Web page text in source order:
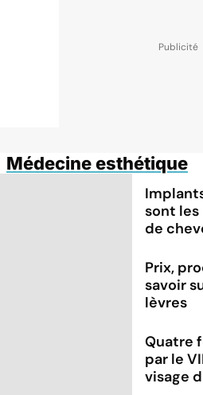
Médecine esthétique
sont
de
Prix,
savoir
lèvres
Quatre
par le
visage